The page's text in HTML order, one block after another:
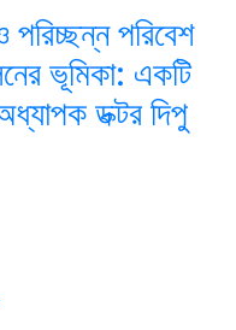
পরিচ্ছন্ন পরিবেশ
ভূমিকা: একটি
ডক্টর দিপু